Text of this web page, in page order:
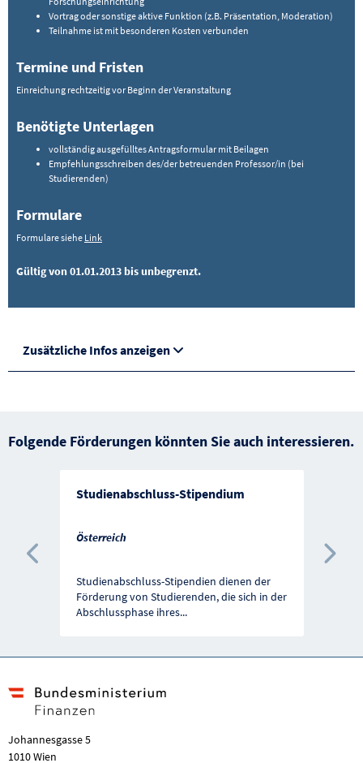
Vortrag oder sonstige aktive Funktion (z.B. Präsentation, Moderation)
Teilnahme ist mit besonderen Kosten verbunden
Termine und Fristen
Einreichung rechtzeitig vor Beginn der Veranstaltung
Benötigte Unterlagen
vollständig ausgefülltes Antragsformular mit Beilagen
Empfehlungsschreiben des/der betreuenden Professor/in (bei
Studierenden)
Formulare
Formulare siehe Link
Gültig von 01.01.2013 bis unbegrenzt.
Zusätzliche Infos anzeigen
Folgende Förderungen könnten Sie auch interessieren.
Studienabschluss-Stipendium
Österreich
Studienabschluss-Stipendien dienen der
Förderung von Studierenden, die sich in der
Abschlussphase ihres...
Vorherige Förderung
Johannesgasse 5
1010 Wien